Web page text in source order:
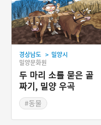
에 착안하여 물을 가두어 소
금과 간장을 부은 뒤 짠물을
만들어 두었다. 싸움이 시작
되고 견훤이 불리해지자 또
모래 속으로 들어갔다. 이때
세 사람은 짠물을 모래 속으
로 흘려보냈고 견훤은 힘을
쓸 수가 없었다. 그 기회를
틈타 견훤의 군사를 크게 격
파하였고 이후로 고려가 건
국되었다. 세 사람은 태사
벼슬을 받았고, 이 싸움의
승리를 기념하여 차전놀이
경상남도 > 밀양시
밀양문화원
두 마리 소를 묻은 골
짜기, 밀양 우곡
#동물